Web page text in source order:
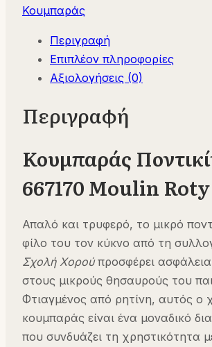
Roty
Κουμπαράς
Περιγραφή
Επιπλέον πληροφορίες
Αξιολογήσεις (0)
Περιγραφή
Κουμπαράς
667170 Moulin Roty
Απαλό και τρυφερό, το μικρό
φίλο του τον κύκνο από τη
Σχολή Χορούπροσφέρει ασφάλεια
στους μικρούς θησαυρούς του
Φτιαγμένος από ρητίνη, αυτός ο
κουμπαράς είναι ένα μοναδικό
που συνδυάζει τη χρηστικότητα